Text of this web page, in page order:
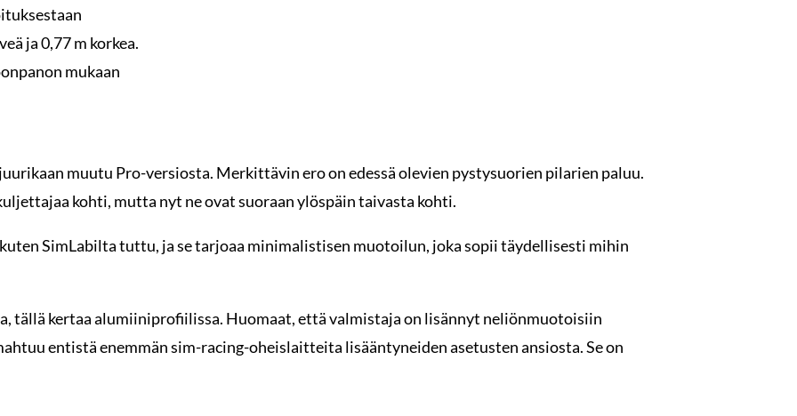
ja 0,77 m korkea.
mukaan
muutu Pro-versiosta. Merkittävin ero on edessä olevien pystysuorien pilarien paluu.
kohti, mutta nyt ne ovat suoraan ylöspäin taivasta kohti.
SimLabilta tuttu, ja se tarjoaa minimalistisen muotoilun, joka sopii täydellisesti mihin
tällä kertaa alumiiniprofiilissa. Huomaat, että valmistaja on lisännyt neliönmuotoisiin
entistä enemmän sim-racing-oheislaitteita lisääntyneiden asetusten ansiosta. Se on